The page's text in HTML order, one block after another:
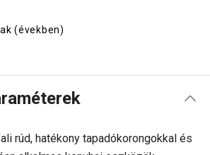
(években)
rúd, hatékony tapadókorongokkal és